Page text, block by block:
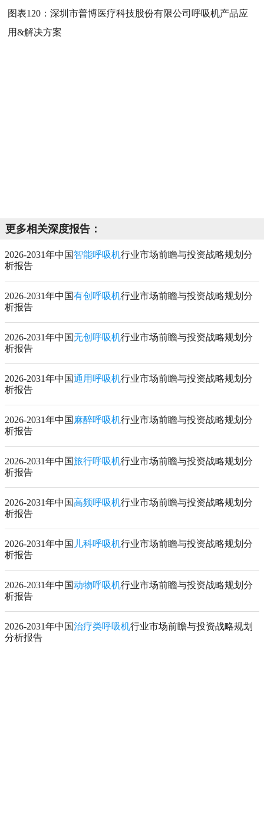
图表120：深圳市普博医疗科技股份有限公司呼吸机产品应
用&解决方案
更多相关深度报告：
2026-2031年中国 智能呼吸机行业市场前瞻与投资战略规划分
析报告
2026-2031年中国有创呼吸机行业市场前瞻与投资战略规划分
析报告
2026-2031年中国无创呼吸机行业市场前瞻与投资战略规划分
析报告
2026-2031年中国通用呼吸机行业市场前瞻与投资战略规划分
析报告
2026-2031年中国 麻醉呼吸机行业市场前瞻与投资战略规划分
析报告
2026-2031年中国旅行呼吸机行业市场前瞻与投资战略规划分
析报告
2026-2031年中国高频呼吸机行业市场前瞻与投资战略规划分
析报告
2026-2031年中国 儿科呼吸机行业市场前瞻与投资战略规划分
析报告
2026-2031年中国动物呼吸机行业市场前瞻与投资战略规划分
析报告
2026-2031年中国治疗类呼吸机行业市场前瞻与投资战略规划
分析报告